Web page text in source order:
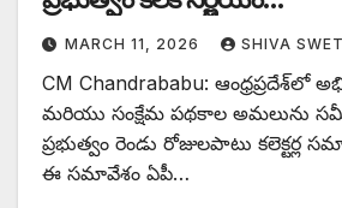
MARCH 11, 2026 SHIVA
CM Chandrababu: ఆంధ్రప్రదేశ్‌లో
మరియు సంక్షేమ పథకాల అమలును
ప్రభుత్వం రెండు రోజులపాటు కలెక్టర్ల
ఈ సమావేశం ఏపీ…